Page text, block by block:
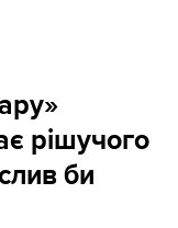
рішучого
би